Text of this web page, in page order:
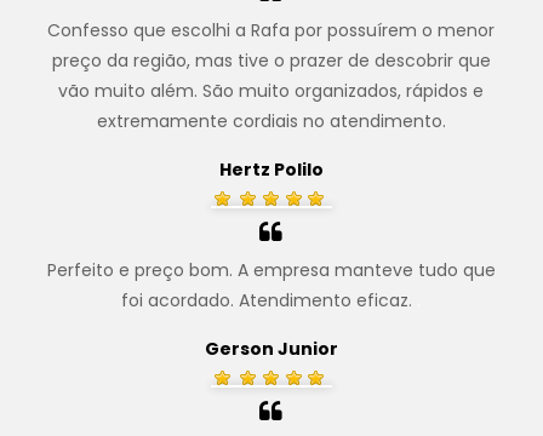
Confesso que escolhi a Rafa por possuírem o menor
preço da região, mas tive o prazer de descobrir que
vão muito além. São muito organizados, rápidos e
extremamente cordiais no atendimento.
Hertz Polilo
Perfeito e preço bom. A empresa manteve tudo que
foi acordado. Atendimento eficaz.
Gerson Junior